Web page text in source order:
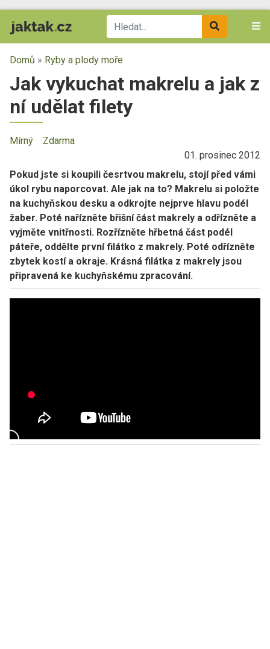
Domů » Ryby a plody moře
Jak vykuchat makrelu a jak z
ní udělat filety
Mírný
Zdarma
01. prosinec 2012
Pokud jste si koupili česrtvou makrelu, stojí před vámi
úkol rybu naporcovat. Ale jak na to? Makrelu si položte
na kuchyňskou desku a odkrojte nejprve hlavu podél
žaber. Poté nařízněte břišní část makrely a odřízněte a
vyjměte vnitřnosti. Rozřízněte hřbetná část podél
páteře, oddělte první filátko z makrely. Poté odřízněte
zbytek kostí a okraje. Krásná filátka z makrely jsou
připravená ke kuchyňskému zpracování.